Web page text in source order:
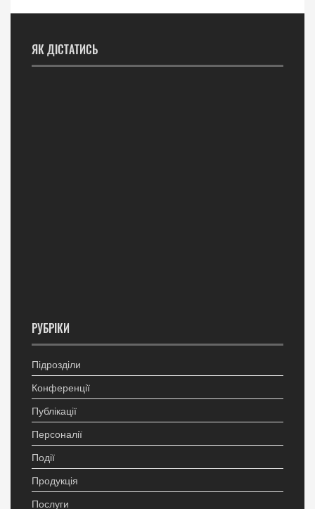
ЯК ДІСТАТИСЬ
РУБРІКИ
Підрозділи
Конференції
Публікації
Персоналії
Події
Продукція
Послуги